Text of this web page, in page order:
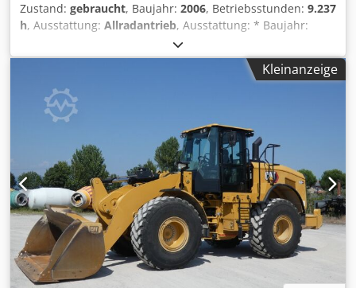
Zustand: gebraucht, Baujahr: 2006, Betriebsstunden: 9.237
h, Ausstattung: Allradantrieb, Ausstattung: * Baujahr:
2006 * Betriebsstunden: 9.236 Bh * Leistung: 157kW / 213
PS * Gewicht: 19,8 t * Bereifung: Michelin 23.5-25X Type A
ca. 60% * Rückfahrkamera * Lenkradsteuerung *
Klimaanlage * Anhängebolzen * Zentralschmieranlage *
Schwingsitz, * Radio-Vorrüstung, Sonstiges: 1 Vorbesitzer,
* deutsche Maschine, * CAT Scheckheft gepflegt, * letzter
Service bei 9.003 Bh * Nutzungsspuren * Rost Seit 1972 Ihr
zuverlässiger Partner rundum das
Automobil/Nutzfahrzeug in 28832 Achim am Bremer
Kreuz. Das NutzfahrzeugZentrum Behnke hält ständig ca.
200 Fahrzeuge aus den Bereichen Transporter,
Nutzfahrzeuge sowie Baumaschinen ! Wir bieten Ihnen
laufend attraktive Finanzierungsmöglichkeiten zu
günstigen Sonderkonditionen. Bei Interesse erstellen wir
Ihnen gerne ein individuelles Angebot! Inzahlungnahme
Kleinanzeige